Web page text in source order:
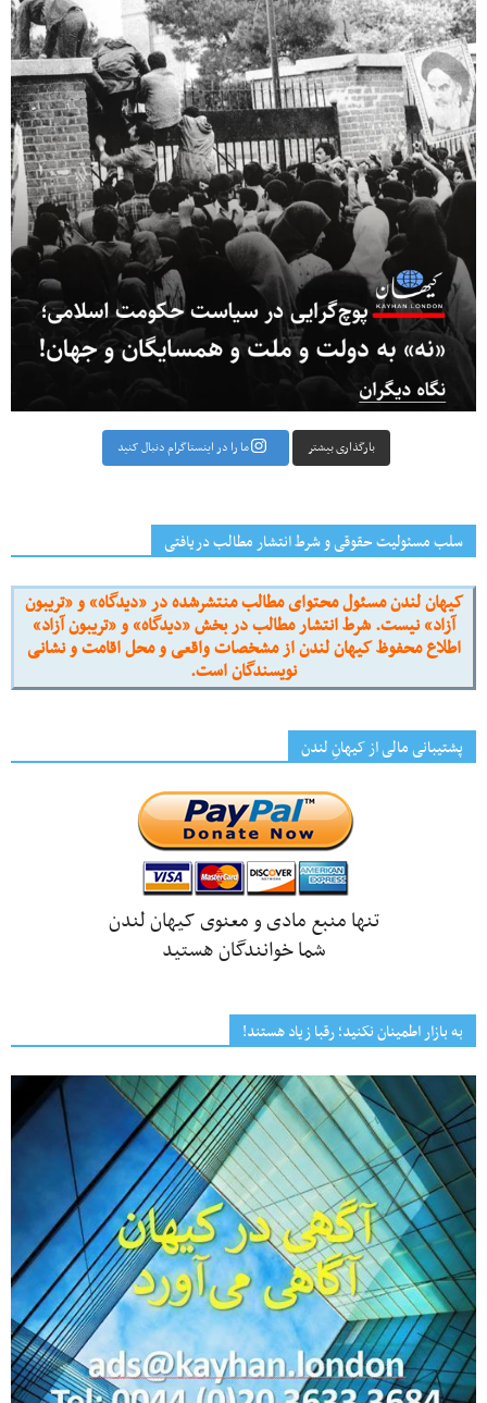
بارگذاری بیشتر ما را در اینستاگرام دنبال کنید
سلب مسئولیت حقوقی و شرط انتشار مطالب دریافتی
کیهان لندن مسئول محتوای مطالب منتشرشده در «دیدگاه» و «تریبون
آزاد» نیست. شرط انتشار مطالب در بخش «دیدگاه» و «تریبون آزاد»
اطلاع محفوظ کیهان لندن از مشخصات واقعی و محل اقامت و نشانی
نویسندگان است.
پشتیبانی مالی از کیهانِ لندن
تنها منبع مادی و معنوی کیهان لندن
شما خوانندگان هستید
به بازار اطمینان نکنید؛ رقبا زیاد هستند!